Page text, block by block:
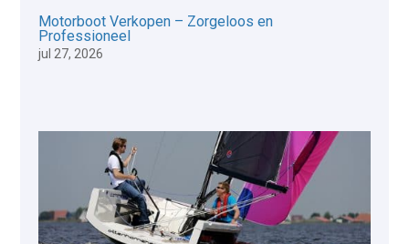
Motorboot Verkopen – Zorgeloos en
Professioneel
jul 27, 2026